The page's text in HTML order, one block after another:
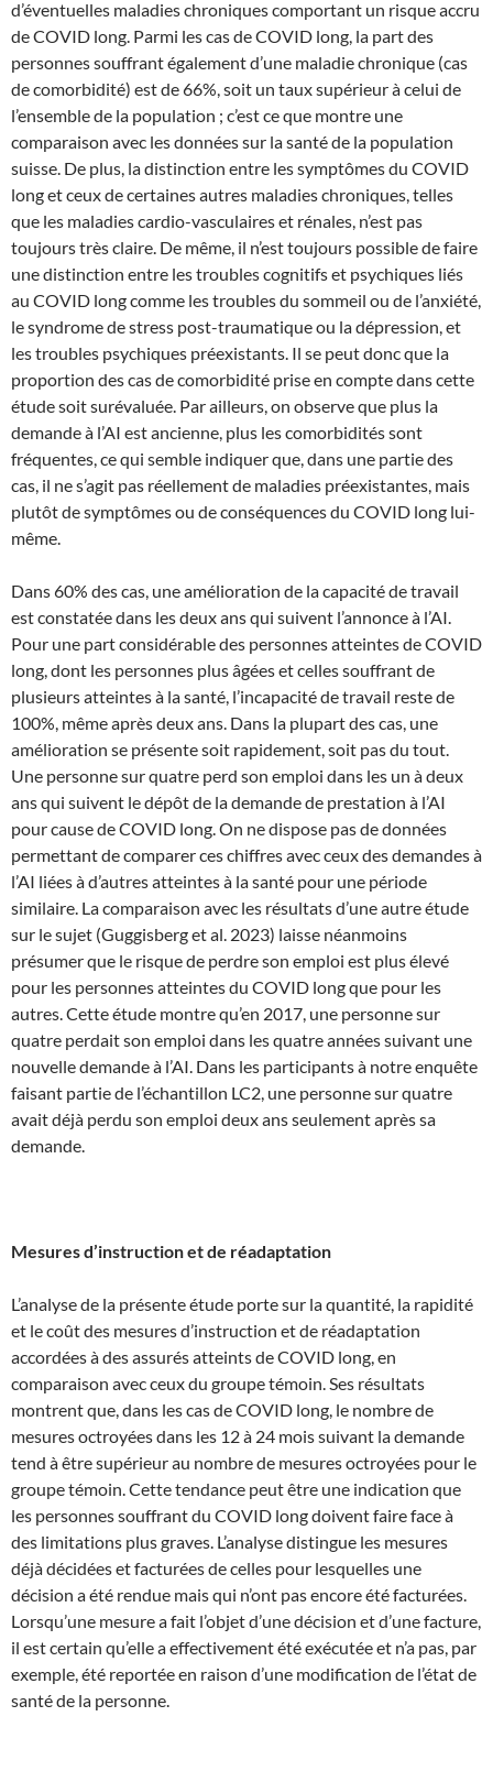
d’éventuelles maladies chroniques comportant un risque accru
de COVID long. Parmi les cas de COVID long, la part des
personnes souffrant également d’une maladie chronique (cas
de comorbidité) est de 66%, soit un taux supérieur à celui de
l’ensemble de la population ; c’est ce que montre une
comparaison avec les données sur la santé de la population
suisse. De plus, la distinction entre les symptômes du COVID
long et ceux de certaines autres maladies chroniques, telles
que les maladies cardio-vasculaires et rénales, n’est pas
toujours très claire. De même, il n’est toujours possible de faire
une distinction entre les troubles cognitifs et psychiques liés
au COVID long comme les troubles du sommeil ou de l’anxiété,
le syndrome de stress post-traumatique ou la dépression, et
les troubles psychiques préexistants. Il se peut donc que la
proportion des cas de comorbidité prise en compte dans cette
étude soit surévaluée. Par ailleurs, on observe que plus la
demande à l’AI est ancienne, plus les comorbidités sont
fréquentes, ce qui semble indiquer que, dans une partie des
cas, il ne s’agit pas réellement de maladies préexistantes, mais
plutôt de symptômes ou de conséquences du COVID long lui-
même.
Dans 60% des cas, une amélioration de la capacité de travail
est constatée dans les deux ans qui suivent l’annonce à l’AI.
Pour une part considérable des personnes atteintes de COVID
long, dont les personnes plus âgées et celles souffrant de
plusieurs atteintes à la santé, l’incapacité de travail reste de
100%, même après deux ans. Dans la plupart des cas, une
amélioration se présente soit rapidement, soit pas du tout.
Une personne sur quatre perd son emploi dans les un à deux
ans qui suivent le dépôt de la demande de prestation à l’AI
pour cause de COVID long. On ne dispose pas de données
permettant de comparer ces chiffres avec ceux des demandes à
l’AI liées à d’autres atteintes à la santé pour une période
similaire. La comparaison avec les résultats d’une autre étude
sur le sujet (Guggisberg et al. 2023) laisse néanmoins
présumer que le risque de perdre son emploi est plus élevé
pour les personnes atteintes du COVID long que pour les
autres. Cette étude montre qu’en 2017, une personne sur
quatre perdait son emploi dans les quatre années suivant une
nouvelle demande à l’AI. Dans les participants à notre enquête
faisant partie de l’échantillon LC2, une personne sur quatre
avait déjà perdu son emploi deux ans seulement après sa
demande.
Mesures d’instruction et de réadaptation
L’analyse de la présente étude porte sur la quantité, la rapidité
et le coût des mesures d’instruction et de réadaptation
accordées à des assurés atteints de COVID long, en
comparaison avec ceux du groupe témoin. Ses résultats
montrent que, dans les cas de COVID long, le nombre de
mesures octroyées dans les 12 à 24 mois suivant la demande
tend à être supérieur au nombre de mesures octroyées pour le
groupe témoin. Cette tendance peut être une indication que
les personnes souffrant du COVID long doivent faire face à
des limitations plus graves. L’analyse distingue les mesures
déjà décidées et facturées de celles pour lesquelles une
décision a été rendue mais qui n’ont pas encore été facturées.
Lorsqu’une mesure a fait l’objet d’une décision et d’une facture,
il est certain qu’elle a effectivement été exécutée et n’a pas, par
exemple, été reportée en raison d’une modification de l’état de
santé de la personne.